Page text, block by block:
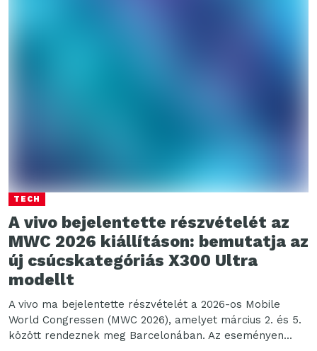
TECH
A vivo bejelentette részvételét az
MWC 2026 kiállításon: bemutatja az
új csúcskategóriás X300 Ultra
modellt
A vivo ma bejelentette részvételét a 2026-os Mobile
World Congressen (MWC 2026), amelyet március 2. és 5.
között rendeznek meg Barcelonában. Az eseményen...